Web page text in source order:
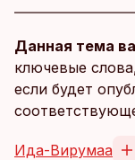
Данная тема
ключевые
если будет
Ида-Вирумаа